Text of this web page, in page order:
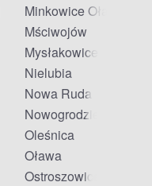
Minkowice Oławskie
Mściwojów
Mysłakowice
Nielubia
Nowa Ruda
Nowogrodziec
Oleśnica
Oława
Ostroszowice